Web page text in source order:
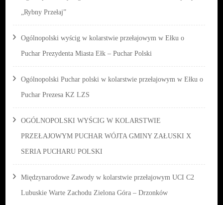
„Rybny Przełaj”
Ogólnopolski wyścig w kolarstwie przełajowym w Ełku o
Puchar Prezydenta Miasta Ełk – Puchar Polski
Ogólnopolski Puchar polski w kolarstwie przełajowym w Ełku o
Puchar Prezesa KZ LZS
OGÓLNOPOLSKI WYŚCIG W KOLARSTWIE
PRZEŁAJOWYM PUCHAR WÓJTA GMINY ZAŁUSKI X
SERIA PUCHARU POLSKI
Międzynarodowe Zawody w kolarstwie przełajowym UCI C2
Lubuskie Warte Zachodu Zielona Góra – Drzonków